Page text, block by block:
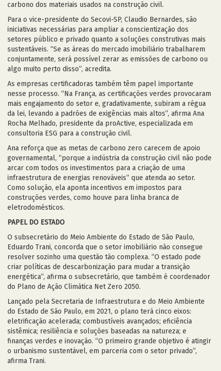
carbono dos materiais usados na construção civil.
Para o vice-presidente do Secovi-SP, Claudio Bernardes, são
iniciativas necessárias para ampliar a conscientização dos
setores público e privado quanto a soluções construtivas mais
sustentáveis. “Se as áreas do mercado imobiliário trabalharem
conjuntamente, será possível zerar as emissões de carbono ou
algo muito perto disso”, acredita.
As empresas certificadoras também têm papel importante
nesse processo. “Na França, as certificações verdes provocaram
mais engajamento do setor e, gradativamente, subiram a régua
da lei, levando a padrões de exigências mais altos”, afirma Ana
Rocha Melhado, presidente da proActive, especializada em
consultoria ESG para a construção civil.
Ana reforça que as metas de carbono zero carecem de apoio
governamental, “porque a indústria da construção civil não pode
arcar com todos os investimentos para a criação de uma
infraestrutura de energias renováveis” que atenda ao setor.
Como solução, ela aponta incentivos em impostos para
construções verdes, como houve para linha branca de
eletrodomésticos.
PAPEL DO ESTADO
O subsecretário do Meio Ambiente do Estado de São Paulo,
Eduardo Trani, concorda que o setor imobiliário não consegue
resolver sozinho uma questão tão complexa. “O estado pode
criar políticas de descarbonização para mudar a transição
energética”, afirma o subsecretário, que também é coordenador
do Plano de Ação Climática Net Zero 2050.
Lançado pela Secretaria de Infraestrutura e do Meio Ambiente
do Estado de São Paulo, em 2021, o plano terá cinco eixos:
eletrificação acelerada; combustíveis avançados; eficiência
sistêmica; resiliência e soluções baseadas na natureza; e
finanças verdes e inovação. “O primeiro grande objetivo é atingir
o urbanismo sustentável, em parceria com o setor privado”,
afirma Trani.